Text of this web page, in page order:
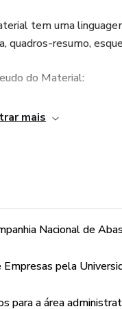
tem uma
quadros-resumo,
do Material:
de Administração
públicos.
tático e
nos serviços
mais
Nacional de
pela
para a área